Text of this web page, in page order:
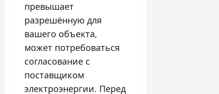
превышает
разрешённую для
вашего объекта,
может потребоваться
согласование с
поставщиком
электроэнергии. Перед